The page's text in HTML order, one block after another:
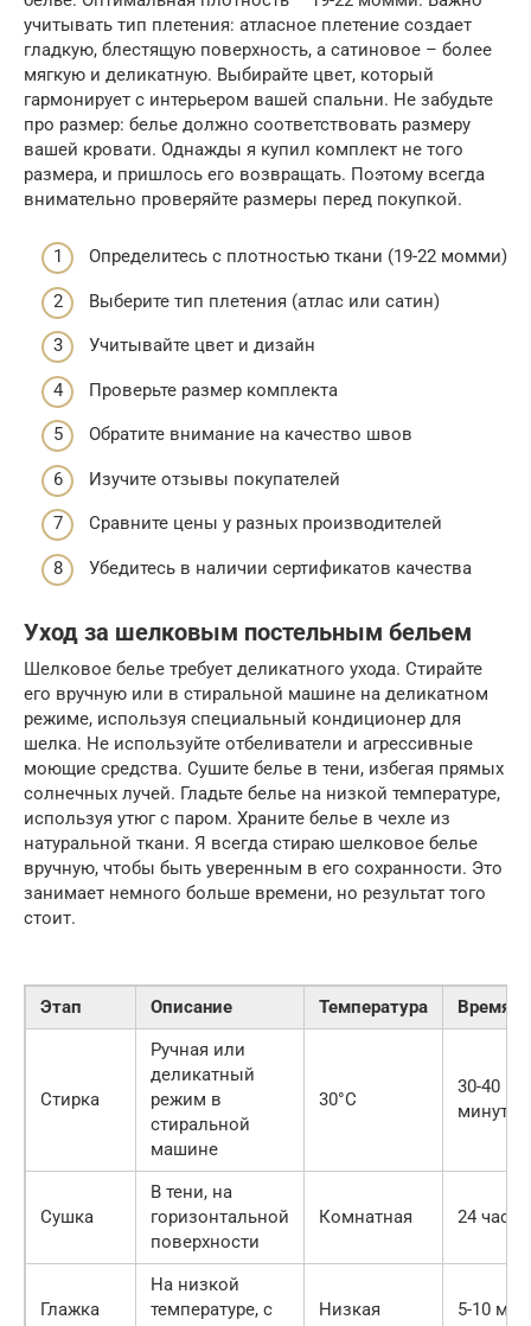
учитывать тип плетения: атласное плетение создает
гладкую, блестящую поверхность, а сатиновое – более
мягкую и деликатную. Выбирайте цвет, который
гармонирует с интерьером вашей спальни. Не забудьте
про размер: белье должно соответствовать размеру
вашей кровати. Однажды я купил комплект не того
размера, и пришлось его возвращать. Поэтому всегда
внимательно проверяйте размеры перед покупкой.
Определитесь с плотностью ткани (19-22 момми)
Выберите тип плетения (атлас или сатин)
Учитывайте цвет и дизайн
Проверьте размер комплекта
Обратите внимание на качество швов
Изучите отзывы покупателей
Сравните цены у разных производителей
Убедитесь в наличии сертификатов качества
Уход за шелковым постельным бельем
Шелковое белье требует деликатного ухода. Стирайте
его вручную или в стиральной машине на деликатном
режиме, используя специальный кондиционер для
шелка. Не используйте отбеливатели и агрессивные
моющие средства. Сушите белье в тени, избегая прямых
солнечных лучей. Гладьте белье на низкой температуре,
используя утюг с паром. Храните белье в чехле из
натуральной ткани. Я всегда стираю шелковое белье
вручную, чтобы быть уверенным в его сохранности. Это
занимает немного больше времени, но результат того
стоит.
Этап Описание Температура Время
Стирка
Ручная или
деликатный
режим в
стиральной
машине
30°C
30-40
минут
Сушка
В тени, на
горизонтальной
поверхности
Комнатная 24 часа
Глажка
На низкой
температуре, с
Низкая 5-10